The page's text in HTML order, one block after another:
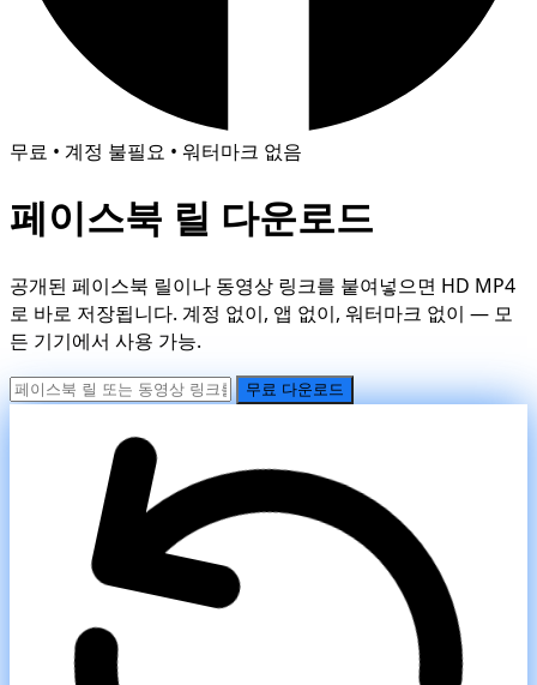
무료 • 계정 불필요 • 워터마크 없음
페이스북 릴 다운로드
공개된 페이스북 릴이나 동영상 링크를 붙여넣으면 HD MP4
로 바로 저장됩니다. 계정 없이, 앱 없이, 워터마크 없이 — 모
든 기기에서 사용 가능.
무료 다운로드